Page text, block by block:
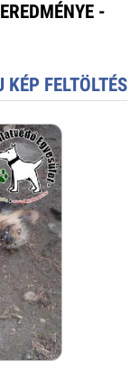
-
KÉP FELTÖLTÉS